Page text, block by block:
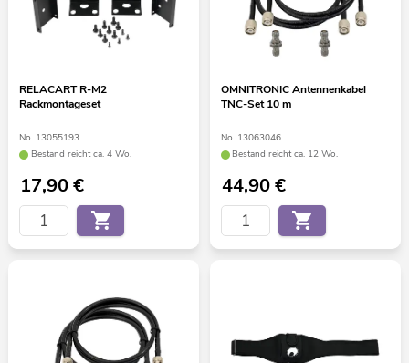
RELACART R-M2
Rackmontageset
No. 13055193
Bestand reicht ca. 4 Wo.
17,90€
OMNITRONIC Antennenkabel
TNC-Set 10 m
No. 13063046
Bestand reicht ca. 12 Wo.
44,90€